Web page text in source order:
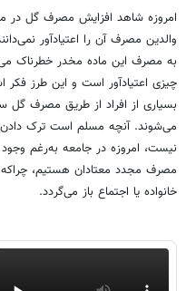
امروزه شاهد افزایش مصرف گل در
والدین مصرف آن را اعتیادآور
به مصرف این ماده مخدر خطرناک
چیزی اعتیادآور است و این طرز فکر
بسیاری از افراد از طریق مصرف
می‌شوند. آنچه مسلم است ترک دادن
نیست، امروزه در جامعه به‌رغم
مصرف مجدد معتادان هستیم، چراکه
خانواده یا اجتماع باز می‌گردد.